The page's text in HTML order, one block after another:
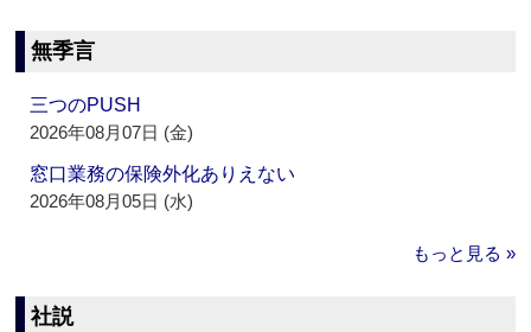
無季言
三つのPUSH
2026年08月07日 (金)
窓口業務の保険外化ありえない
2026年08月05日 (水)
もっと見る »
社説